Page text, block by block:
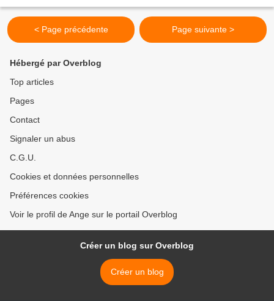
< Page précédente Page suivante >
Hébergé par Overblog
Top articles
Pages
Contact
Signaler un abus
C.G.U.
Cookies et données personnelles
Préférences cookies
Voir le profil de Ange sur le portail Overblog
Créer un blog sur Overblog
Créer un blog